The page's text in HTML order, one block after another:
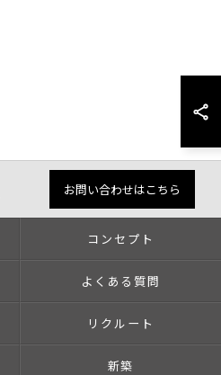
お問い合わせはこちら
コンセプト
よくある質問
リクルート
新築